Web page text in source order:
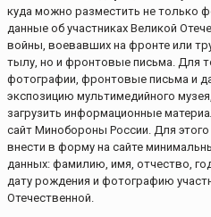
куда можно разместить не только
данные об участниках Великой
войны, воевавших на фронте или
тылу, но и фронтовые письма. Для
фотографии, фронтовые письма и
экспозицию мультимедийного
загрузить информационные
сайт Минобороны России. Для этого
внести в форму на сайте
данных: фамилию, имя, отчество,
дату рождения и фотографию
Отечественной.